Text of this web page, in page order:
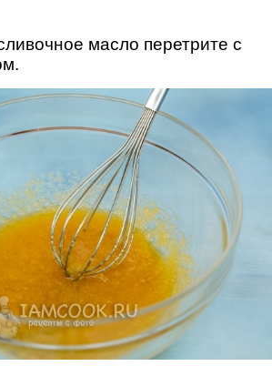
масло перетрите с